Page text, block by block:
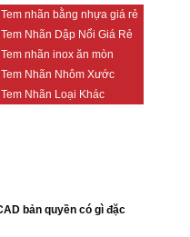
Tem nhãn bằng nhựa giá rẻ
Tem Nhãn Dập Nổi Giá Rẻ
Tem nhãn inox ăn mòn
Tem Nhãn Nhôm Xước
Tem Nhãn Loại Khác
bản quyền có gì đặc